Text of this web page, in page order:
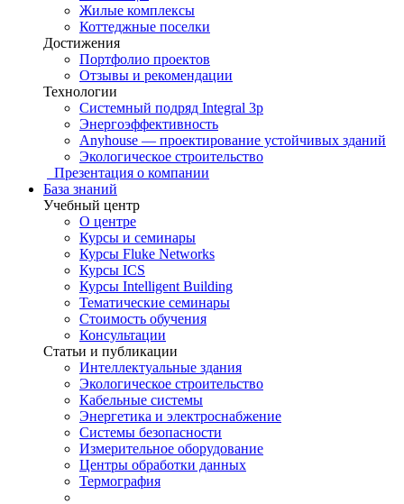
Жилые комплексы
Коттеджные поселки
Достижения
Портфолио проектов
Отзывы и рекомендации
Технологии
Системный подряд Integral 3p
Энергоэффективность
Anyhouse — проектирование устойчивых зданий
Экологическое строительство
Презентация о компании
База знаний
Учебный центр
О центре
Курсы и семинары
Курсы Fluke Networks
Курсы ICS
Курсы Intelligent Building
Тематические семинары
Стоимость обучения
Консультации
Статьи и публикации
Интеллектуальные здания
Экологическое строительство
Кабельные системы
Энергетика и электроснабжение
Системы безопасности
Измерительное оборудование
Центры обработки данных
Термография